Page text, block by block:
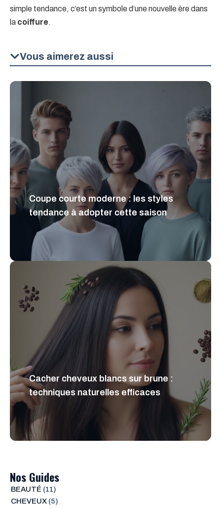
simple tendance, c’est un symbole d’une nouvelle ère dans
la coiffure.
Vous aimerez aussi
Coupe courte moderne : les styles
tendance à adopter cette saison
Cacher cheveux blancs sur brune :
techniques naturelles efficaces
Nos Guides
BEAUTÉ (11)
CHEVEUX(5)